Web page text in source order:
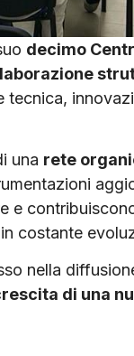
decimo
una rete
e
costante
nella
di una